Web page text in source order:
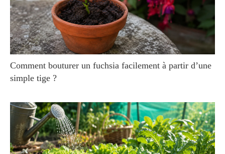
Comment bouturer un fuchsia facilement à partir d’une
simple tige ?